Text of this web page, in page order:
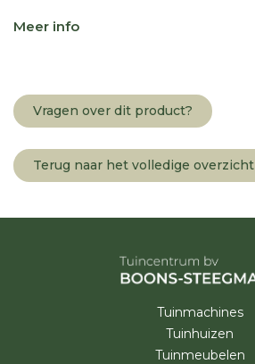
Meer info
Vragen over dit product?
Terug naar het volledige overzicht
Tuinmachines
Tuinhuizen
Tuinmeubelen